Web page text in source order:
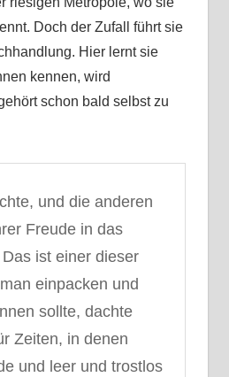
Doch der Zufall führt sie
Hier lernt sie
kennen, wird
schon bald selbst zu
und die anderen
Freude in das
ist einer dieser
einpacken und
sollte, dachte
Zeiten, in denen
und leer und trostlos